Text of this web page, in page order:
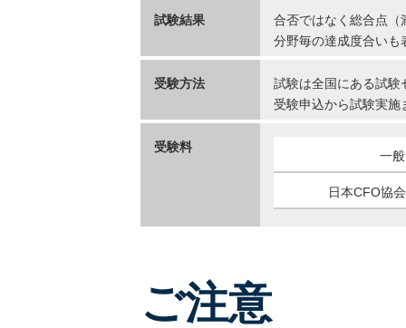
試験結果
合否ではなく総合点（
分野毎の達成度合いも
受験方法
試験は全国にある試験
受験申込から試験実施
受験料
一般
日本CFO協
ご注意